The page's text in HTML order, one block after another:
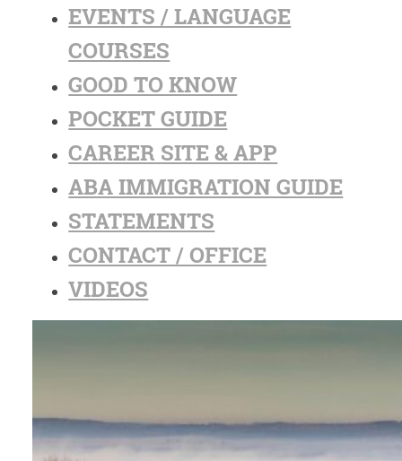
EVENTS / LANGUAGE
COURSES
GOOD TO KNOW
POCKET GUIDE
CAREER SITE & APP
ABA IMMIGRATION GUIDE
STATEMENTS
CONTACT / OFFICE
VIDEOS